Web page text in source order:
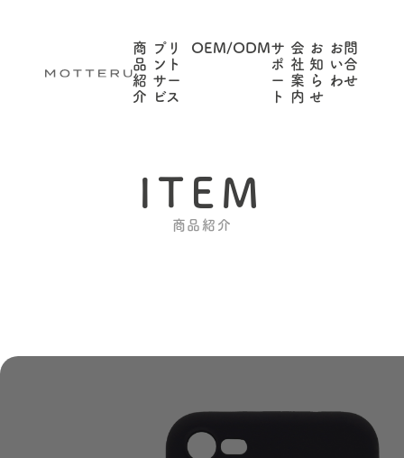
商
品
紹
介
プリ
ント
サー
ビス
OEM/ODMサ
ポ
ー
ト
会
社
案
内
お
知
ら
せ
お問
い合
わせ
ITEM
商品紹介